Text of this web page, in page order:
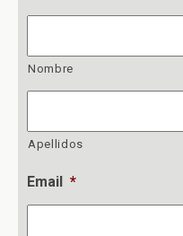
Nombre
Apellidos
Email *